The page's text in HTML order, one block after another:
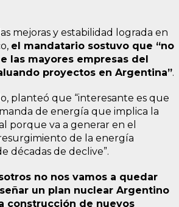
mejoras y estabilidad lograda en
el mandatario sostuvo que “no
las mayores empresas del
proyectos en Argentina”.
planteó que “interesante es que
de energía que implica la
porque va a generar en el
de la energía
décadas de declive”.
no nos vamos a quedar
un plan nuclear Argentino
construcción de nuevos